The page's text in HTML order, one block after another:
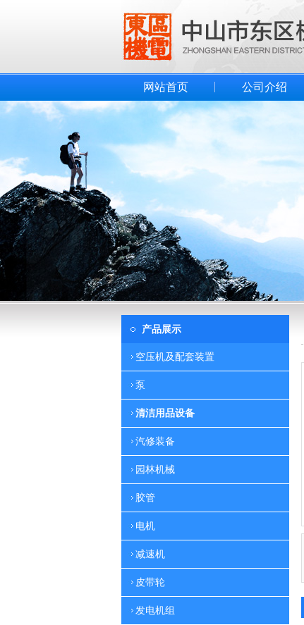
网站首页 公司介绍
产品展示
空压机及配套装置
泵
清洁用品设备
汽修装备
园林机械
胶管
电机
减速机
皮带轮
发电机组